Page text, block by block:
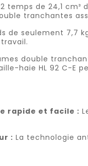
temps de 24,1 cm³
tranchantes
de seulement 7,7
double
haie HL 92 C-
rapide et facile :
: La technologie